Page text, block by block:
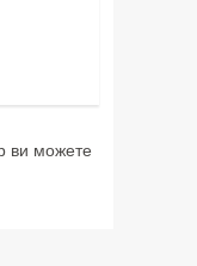
ви можете